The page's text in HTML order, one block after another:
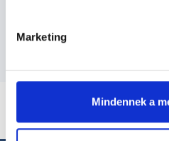
Marketing
Mindennek a